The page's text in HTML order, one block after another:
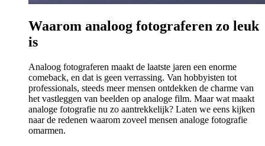
Waarom analoog fotograferen zo leuk
is
Analoog fotograferen maakt de laatste jaren een enorme
comeback, en dat is geen verrassing. Van hobbyisten tot
professionals, steeds meer mensen ontdekken de charme van
het vastleggen van beelden op analoge film. Maar wat maakt
analoge fotografie nu zo aantrekkelijk? Laten we eens kijken
naar de redenen waarom zoveel mensen analoge fotografie
omarmen.